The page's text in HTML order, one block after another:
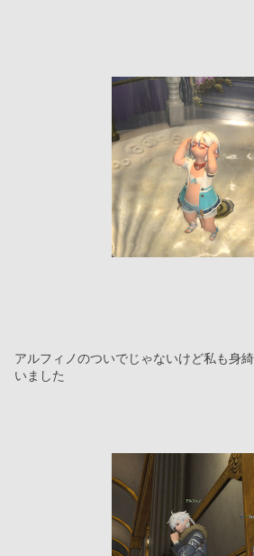
アルフィノのついでじゃないけど私も身
いました